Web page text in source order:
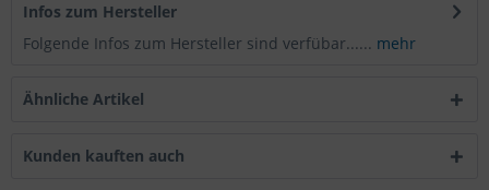
Infos zum Hersteller
Folgende Infos zum Hersteller sind verfübar...... mehr
Ähnliche Artikel
Kunden kauften auch